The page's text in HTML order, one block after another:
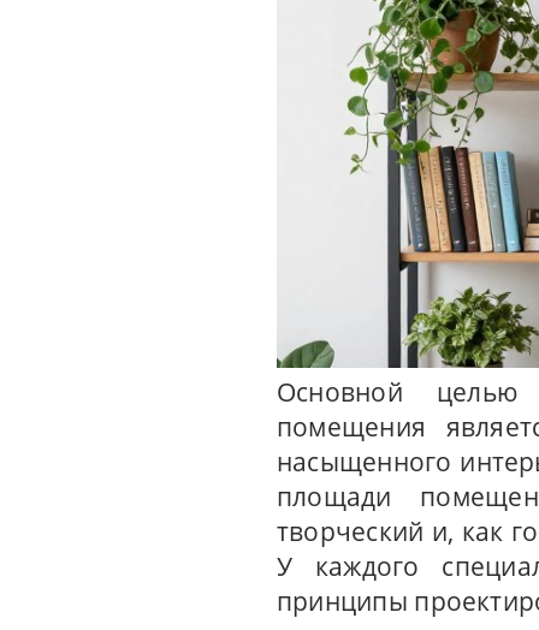
Основной целью
помещения
насыщенного
площади
творческий и, как
У каждого
принципы